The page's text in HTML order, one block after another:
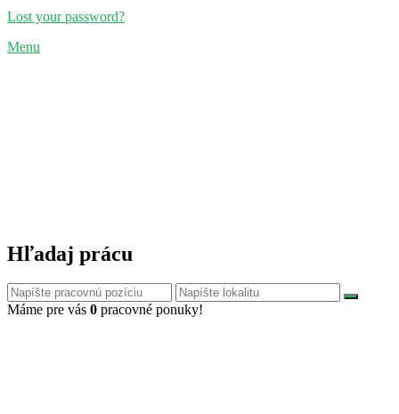
Lost your password?
Menu
Hľadaj prácu
Máme pre vás 0 pracovné ponuky!